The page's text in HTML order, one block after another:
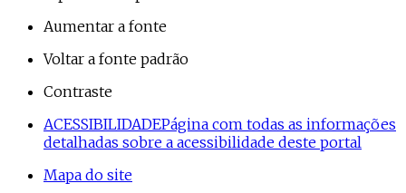
Aumentar a fonte
Voltar a fonte padrão
Contraste
ACESSIBILIDADEPágina com todas as informações
detalhadas sobre a acessibilidade deste portal
Mapa do site